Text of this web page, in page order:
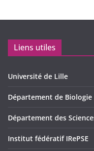
Liens utiles
Université de Lille
Département de Biologie
Département des
Institut fédératif IRePSE